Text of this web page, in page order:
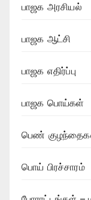
பாஜக அரசியல்
பாஜக ஆட்சி
பாஜக எதிர்ப்பு
பாஜக பொய்கள்
பெண் குழந்தைகள்
பொய் பிரச்சாரம்